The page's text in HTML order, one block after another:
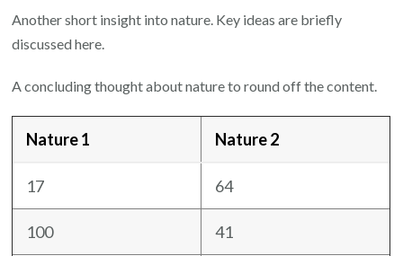
Another short insight into nature. Key ideas are briefly
discussed here.
A concluding thought about nature to round off the content.
Nature 1 Nature 2
17 64
100 41